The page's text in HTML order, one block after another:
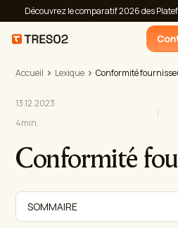
Découvrez le comparatif 2026 des
Accueil Lexique Conformité
13.12.2023
4min.
Conformité
SOMMAIRE